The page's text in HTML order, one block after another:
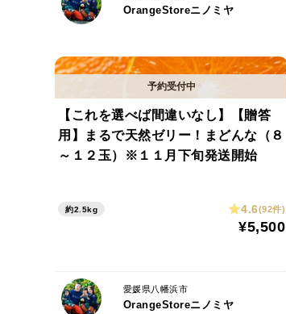
OrangeStoreニノミヤ
【これを選べば間違いなし】【贈答
用】まるで天然ゼリー！まどんな（８
～１２玉）※１１月下旬発送開始
約2.5kg 4.6(92件)
¥5,500
愛媛県八幡浜市
OrangeStoreニノミヤ